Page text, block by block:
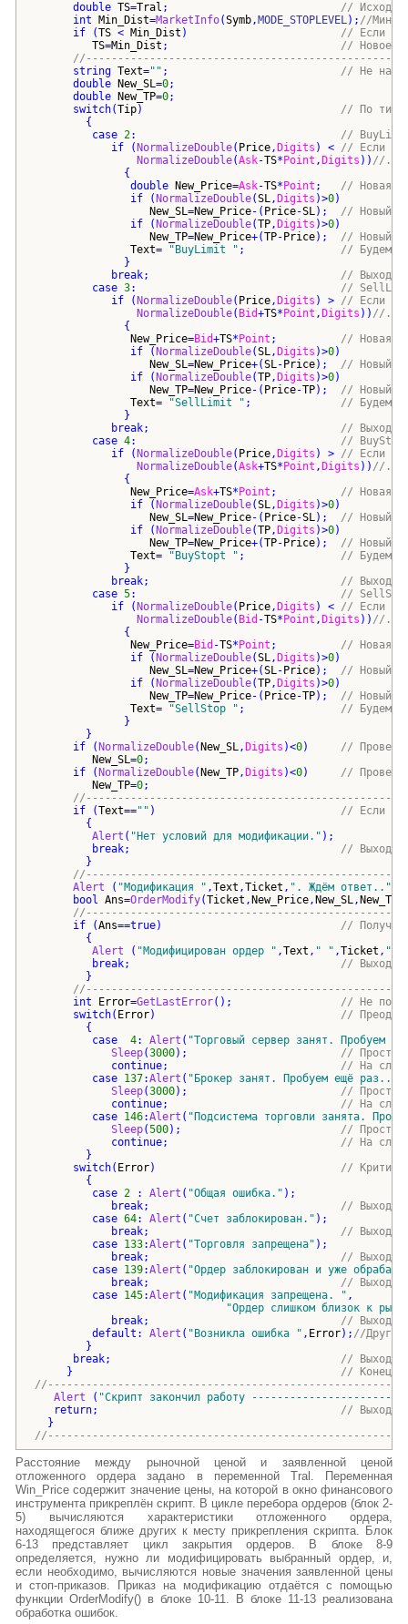
double TS=Tral ; //
int
Min_Dist=MarketInfo(Symb, MODE_STOPLEVEL) ; //
if
(TS < Min_Dist )
// Если
TS=Min_Dist ; // Новое
string Text="" ; // Не
double
New_SL=0;
double
New_TP=0;
switch(Tip)
// По типу
{
case 2: //
if
( NormalizeDouble( Price, Digits ) < // Если
NormalizeDouble(Ask-TS* Point , Digits )) //
{
double
New_Price=Ask-TS* Point ; // Новая
if
( NormalizeDouble(SL, Digits )>0)
New_SL=New_Price- ( Price-SL) ; // Новый
if
( NormalizeDouble(TP, Digits )>0)
New_TP=New_Price+(TP- Price) ; // Новый
Text= " BuyLimit " ; // Будем
}
break; // Выход
case 3: //
if
( NormalizeDouble( Price, Digits ) > // Если
NormalizeDouble( Bid+TS* Point , Digits )) //
{
New_Price=Bid+TS* Point ; // Новая
if
( NormalizeDouble(SL, Digits )>0)
New_SL=New_Price+(SL- Price) ; // Новый
if
( NormalizeDouble(TP, Digits )>0)
New_TP=New_Price- ( Price-TP) ; // Новый
Text= "SellLimit " ; // Будем
}
break; // Выход
case 4: //
if
( NormalizeDouble( Price, Digits ) > // Если
NormalizeDouble(Ask+TS* Point , Digits )) //
{
New_Price=Ask+TS* Point ; // Новая
if
( NormalizeDouble(SL, Digits )>0)
New_SL=New_Price- ( Price-SL) ; // Новый
if
( NormalizeDouble(TP, Digits )>0)
New_TP=New_Price+(TP- Price) ; // Новый
Text= " BuyStopt " ; // Будем
}
break; // Выход
case 5: //
if
( NormalizeDouble( Price, Digits ) < // Если
NormalizeDouble( Bid -TS* Point , Digits )) //
{
New_Price=Bid -TS* Point ; // Новая
if
( NormalizeDouble(SL, Digits )>0)
New_SL=New_Price+(SL- Price) ; // Новый
if
( NormalizeDouble(TP, Digits )>0)
New_TP=New_Price- ( Price-TP) ; // Новый
Text= "SellStop " ; // Будем
}
}
if
( NormalizeDouble( New_SL, Digits )<0)
//
New_SL=0;
if
( NormalizeDouble( New_TP, Digits )<0)
//
New_TP=0;
if
(Text=="" )
// Если
{
Alert ( " Нет условий для модификации. " ) ;
break; // Выход
}
Alert
( "Модификация " ,Text ,Ticket , " . Ждём ответ.. "
bool Ans=OrderModify(Ticket , New_Price, New_SL, New_TP
if
(Ans==true)
//
{
Alert
( "Модифицирован ордер " ,Text , " " ,Ticket , "
break; // Выход
}
int
Error=GetLastError() ; // Не
switch( Error)
//
{
case
4: Alert ( "Торговый сервер занят. Пробуем
Sleep(3000) ; // Простое
continue; // На
case 137:Alert ( " Брокер занят. Пробуем ещё раз..
Sleep(3000) ; // Простое
continue; // На
case 146:Alert ( " Подсистема торговли занята.
Sleep(500) ; // Простое
continue; // На
}
switch( Error)
//
{
case 2 : Alert ( "Общая ошибка. " ) ;
break; // Выход
case 64: Alert ( "Счет заблокирован. " ) ;
break; // Выход
case 133:Alert ( "Торговля запрещена" ) ;
break; // Выход
case 139:Alert ( "Ордер заблокирован и уже
break; // Выход
case 145:Alert ( "Модификация запрещена. " ,
"Ордер слишком близок к
break; // Выход
default : Alert ( " Возникла ошибка " , Error) ; //
}
break; // Выход
}
// Конец
Alert
( "Скрипт закончил работу -----------------------
return; // Выход
}
Расстояние между рыночной ценой и заявленной ценой
отложенного ордера задано в переменной Tral. Переменная
Win_Price содержит значение цены, на которой в окно финансового
инструмента прикреплён скрипт. В цикле перебора ордеров (блок 2-
5) вычисляются характеристики отложенного ордера,
находящегося ближе других к месту прикрепления скрипта. Блок
6-13 представляет цикл закрытия ордеров. В блоке 8-9
определяется, нужно ли модифицировать выбранный ордер, и,
если необходимо, вычисляются новые значения заявленной цены
и стоп-приказов. Приказ на модификацию отдаётся с помощью
функции OrderModify() в блоке 10-11. В блоке 11-13 реализована
обработка ошибок.